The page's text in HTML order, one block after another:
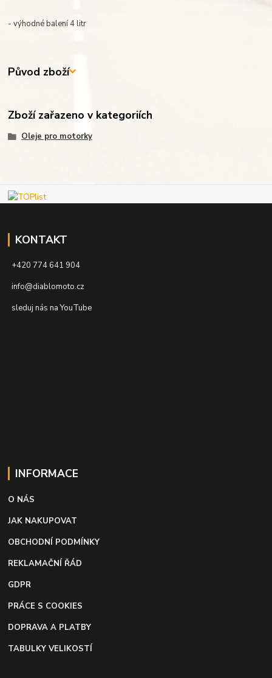
- výhodné balení 4 litr
Původ zboží
Zboží zařazeno v kategoriích
Oleje pro motorky
KONTAKT
+420 774 641 904
info@diablomoto.cz
sleduj nás na YouTube
INFORMACE
O NÁS
JAK NAKUPOVAT
OBCHODNÍ PODMÍNKY
REKLAMAČNÍ ŘÁD
GDPR
PRÁCE S COOKIES
DOPRAVA A PLATBY
TABULKY VELIKOSTÍ